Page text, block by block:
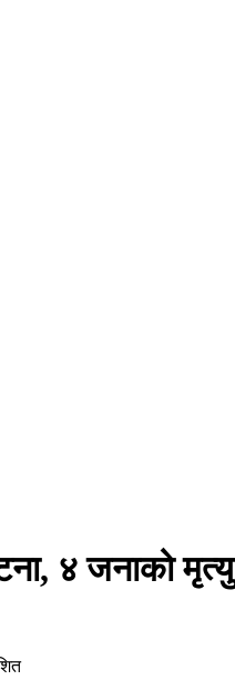
४ जनाको मृत्यु